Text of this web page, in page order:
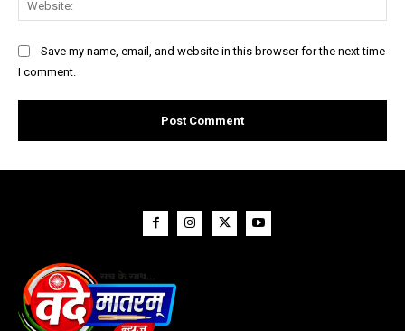
Save my name, email, and website in this browser for the next time
I comment.